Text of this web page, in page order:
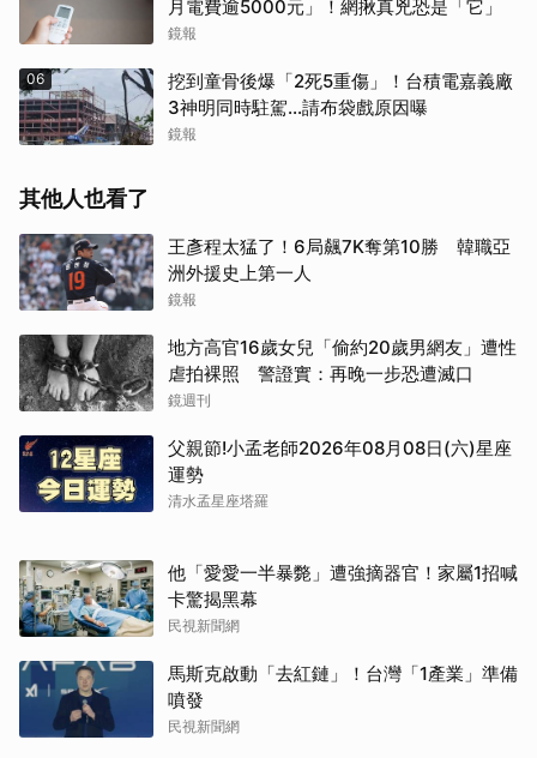
月電費逾5000元」！網揪真兇恐是「它」
鏡報
06
挖到童骨後爆「2死5重傷」！台積電嘉義廠
3神明同時駐駕...請布袋戲原因曝
鏡報
其他人也看了
王彥程太猛了！6局飆7K奪第10勝 韓職亞
洲外援史上第一人
鏡報
地方高官16歲女兒「偷約20歲男網友」遭性
虐拍裸照 警證實：再晚一步恐遭滅口
鏡週刊
父親節!小孟老師2026年08月08日(六)星座
運勢
清水孟星座塔羅
他「愛愛一半暴斃」遭強摘器官！家屬1招喊
卡驚揭黑幕
民視新聞網
馬斯克啟動「去紅鏈」！台灣「1產業」準備
噴發
民視新聞網